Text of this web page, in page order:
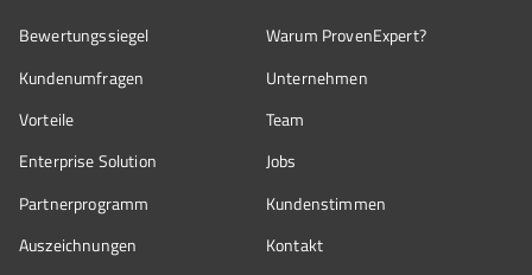
Bewertungssiegel
Kundenumfragen
Vorteile
Enterprise Solution
Partnerprogramm
Auszeichnungen
Warum ProvenExpert?
Unternehmen
Team
Jobs
Kundenstimmen
Kontakt